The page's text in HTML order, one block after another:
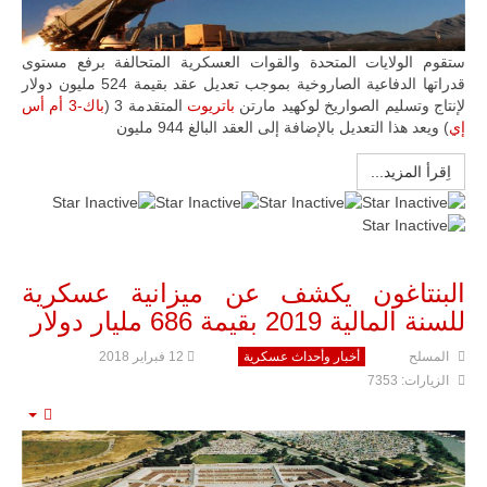
ستقوم الولايات المتحدة والقوات العسكرية المتحالفة برفع مستوى
قدراتها الدفاعية الصاروخية بموجب تعديل عقد بقيمة 524 مليون دولار
لإنتاج وتسليم الصواريخ لوكهيد مارتن باتريوت المتقدمة 3 (
باك-3 أم أس
إي) ویعد ھذا التعدیل بالإضافة إلی العقد البالغ 944 ملیون
اِقرأ المزيد...
البنتاغون يكشف عن ميزانية عسكرية
للسنة المالية 2019 بقيمة 686 مليار دولار
المسلح أخبار وأحداث عسكرية
12 فبراير 2018
الزيارات: 7353